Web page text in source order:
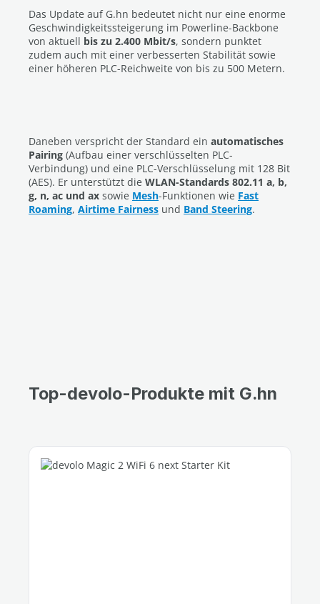
Das Update auf G.hn bedeutet nicht nur eine enorme
Geschwindigkeitssteigerung im Powerline-Backbone
von aktuell bis zu 2.400 Mbit/s, sondern punktet
zudem auch mit einer verbesserten Stabilität sowie
einer höheren PLC-Reichweite von bis zu 500 Metern.
Daneben verspricht der Standard ein automatisches
Pairing (Aufbau einer verschlüsselten PLC-
Verbindung) und eine PLC-Verschlüsselung mit 128 Bit
(AES). Er unterstützt die WLAN-Standards 802.11 a, b,
g, n, ac und ax sowie Mesh-Funktionen wie Fast
Roaming, Airtime Fairness und Band Steering.
Top-devolo-Produkte mit G.hn